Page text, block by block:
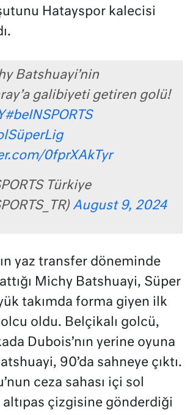
Hatayspor kalecisi
Batshuayi’nin
galibiyeti getiren golü!
#beINSPORTS
0fprXAkTyr
Türkiye
August 9, 2024
yaz transfer döneminde
Michy Batshuayi, Süper
takımda forma giyen ilk
oldu. Belçikalı golcü,
Dubois’nın yerine oyuna
90’da sahneye çıktı.
ceza sahası içi sol
altıpas çizgisine gönderdiği